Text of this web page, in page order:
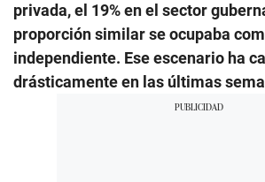
privada, el 19% en el sector
proporción similar se ocupaba
independiente. Ese escenario ha
drásticamente en las últimas